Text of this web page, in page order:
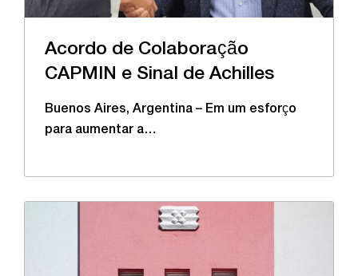
Acordo de Colaboração
CAPMIN e Sinal de Achilles
Buenos Aires, Argentina – Em um esforço
para aumentar a…